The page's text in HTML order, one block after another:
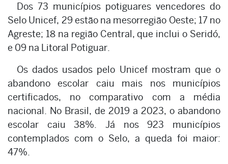
Dos 73 municípios potiguares vencedores do
Selo Unicef, 29 estão na mesorregião Oeste; 17 no
Agreste; 18 na região Central, que inclui o Seridó,
e 09 na Litoral Potiguar.
Os dados usados pelo Unicef mostram que o
abandono escolar caiu mais nos municípios
certificados, no comparativo com a média
nacional. No Brasil, de 2019 a 2023, o abandono
escolar caiu 38%. Já nos 923 municípios
contemplados com o Selo, a queda foi maior:
47%.